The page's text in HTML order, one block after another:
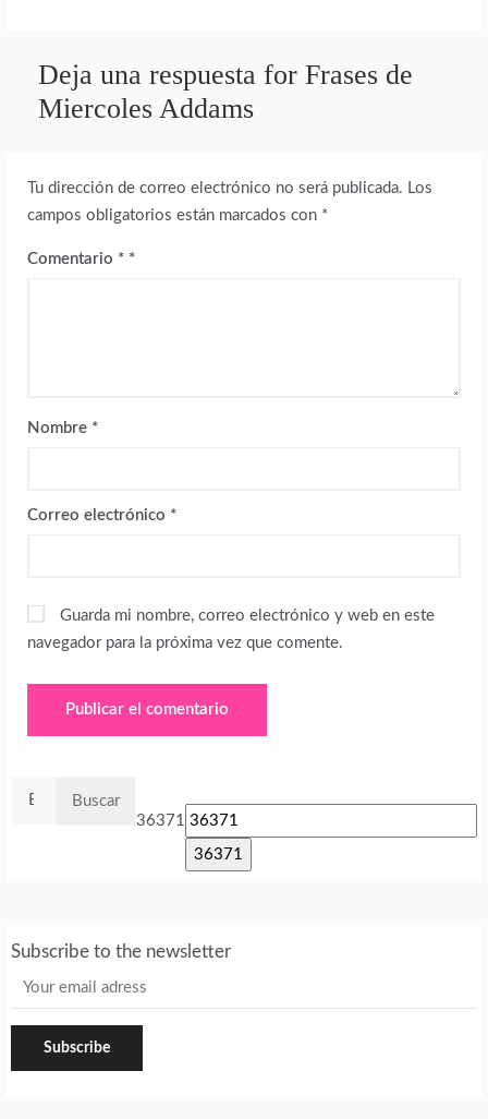
Deja una respuesta for Frases de
Miercoles Addams
Tu dirección de correo electrónico no será publicada. Los
campos obligatorios están marcados con *
Comentario *
Nombre *
Correo electrónico *
Guarda mi nombre, correo electrónico y web en este
navegador para la próxima vez que comente.
36371
Subscribe to the newsletter